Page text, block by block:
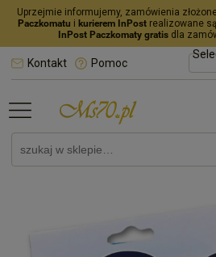
Uprzejmie informujemy, zamówienia
Paczkomatu i kurierem InPost realizowane
InPost Paczkomaty gratisdla
Kontakt Pomoc